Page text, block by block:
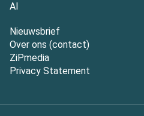
AI
Nieuwsbrief
Over ons (contact)
ZiPmedia
Privacy Statement